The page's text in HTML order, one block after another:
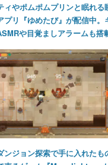
ィやポムポムプリンと眠れる
プリ『ゆめたび』が配信中。
や目覚ましアラームも搭
ンジョン探索で手に入れたも